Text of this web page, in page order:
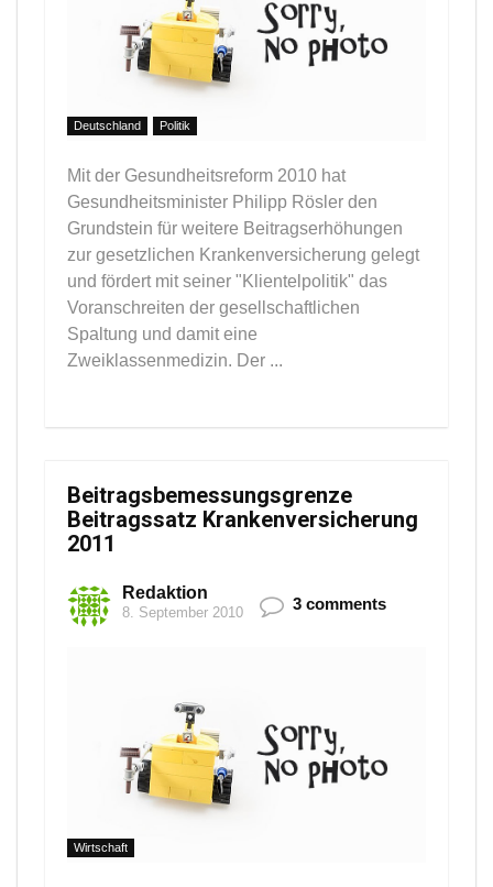
Deutschland Politik
Mit der Gesundheitsreform 2010 hat
Gesundheitsminister Philipp Rösler den
Grundstein für weitere Beitragserhöhungen
zur gesetzlichen Krankenversicherung gelegt
und fördert mit seiner "Klientelpolitik" das
Voranschreiten der gesellschaftlichen
Spaltung und damit eine
Zweiklassenmedizin. Der ...
Beitragsbemessungsgrenze
Beitragssatz Krankenversicherung
2011
Redaktion
8. September 2010 3 comments
Wirtschaft